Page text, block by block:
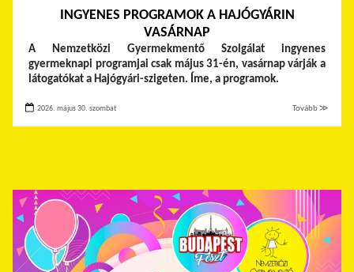
INGYENES PROGRAMOK A HAJÓGYÁRIN
VASÁRNAP
A Nemzetközi Gyermekmentő Szolgálat ingyenes
gyermeknapi programjai csak május 31-én, vasárnap várják a
látogatókat a Hajógyári-szigeten. Íme, a programok.
2026. május 30. szombat Tovább ≫